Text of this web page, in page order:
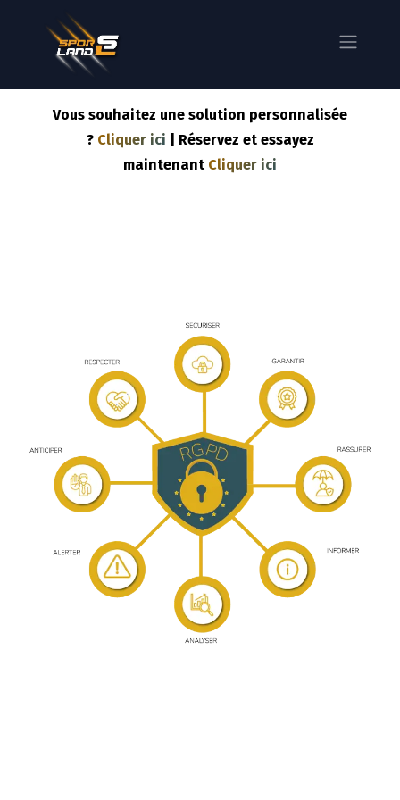
Vous souhaitez une solution personnalisée
? Cliquer ici | Réservez et essayez
maintenant Cliquer ici